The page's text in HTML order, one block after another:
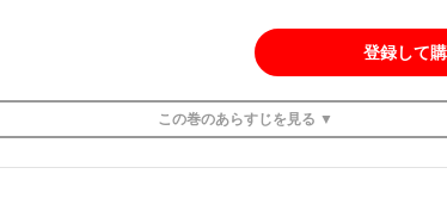
登録して
この巻のあらすじを 見る ▼